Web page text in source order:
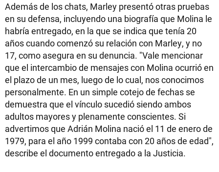
Además de los chats, Marley presentó otras pruebas
en su defensa, incluyendo una biografía que Molina le
habría entregado, en la que se indica que tenía 20
años cuando comenzó su relación con Marley, y no
17, como asegura en su denuncia. "Vale mencionar
que el intercambio de mensajes con Molina ocurrió en
el plazo de un mes, luego de lo cual, nos conocimos
personalmente. En un simple cotejo de fechas se
demuestra que el vínculo sucedió siendo ambos
adultos mayores y plenamente conscientes. Si
advertimos que Adrián Molina nació el 11 de enero de
1979, para el año 1999 contaba con 20 años de edad",
describe el documento entregado a la Justicia.